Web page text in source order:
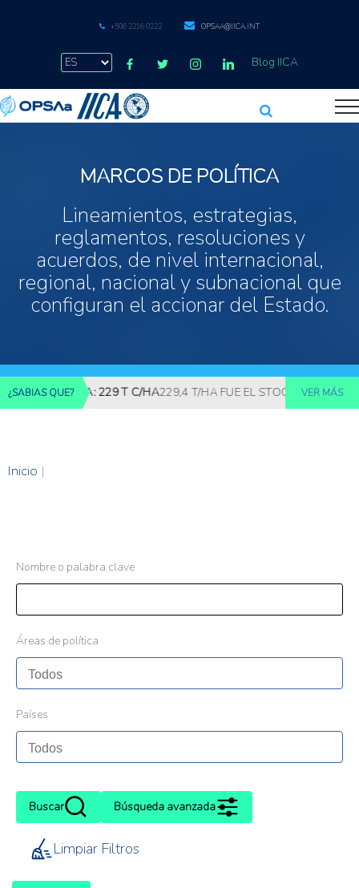
+506 2216 0222 OPSAA@IICA.INT
Blog IICA
MARCOS DE POLÍTICA
Lineamientos, estrategias,
reglamentos, resoluciones y
acuerdos, de nivel internacional,
regional, nacional y subnacional que
configuran el accionar del Estado.
¿SABIAS QUE?
AÑOS CSA: 229 T C/HA229,4 T/HA FUE EL STOCK DE VER MÁS
Inicio |
Nombre o palabra clave
Áreas de política
Países
Buscar Búsqueda avanzada
Limpiar Filtros